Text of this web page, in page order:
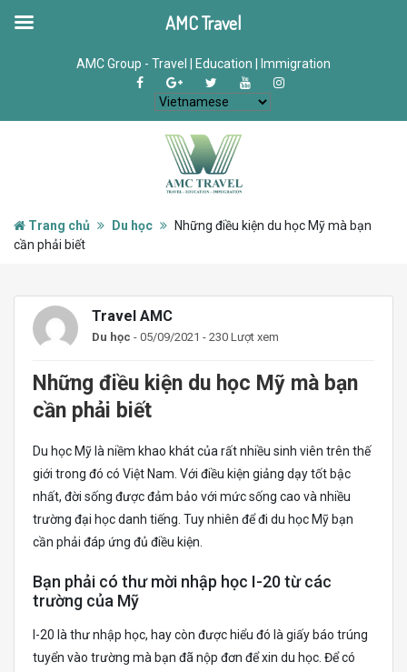
AMC Group - Travel | Education | Immigration
Trang chủ Du học
Những điều kiện du học Mỹ mà bạn
cần phải biết
Travel AMC
Du học - 05/09/2021 - 230 Lượt xem
Những điều kiện du học Mỹ mà bạn
cần phải biết
Du học Mỹ là niềm khao khát của rất nhiều sinh viên trên thế
giới trong đó có Việt Nam. Với điều kiện giảng dạy tốt bậc
nhất, đời sống được đảm bảo với mức sống cao và nhiều
trường đại học danh tiếng. Tuy nhiên để đi du học Mỹ bạn
cần phải đáp ứng đủ điều kiện.
Bạn phải có thư mời nhập học I-20 từ các
trường của Mỹ
I-20 là thư nhập học, hay còn được hiểu đó là giấy báo trúng
tuyển vào trường mà bạn đã nộp đơn để xin du học. Để có
AMC Travel